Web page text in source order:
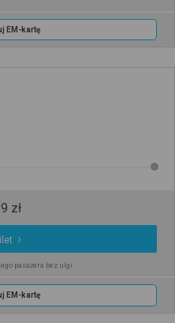
EM-kartę
zł
pasażera bez ulgi
EM-kartę